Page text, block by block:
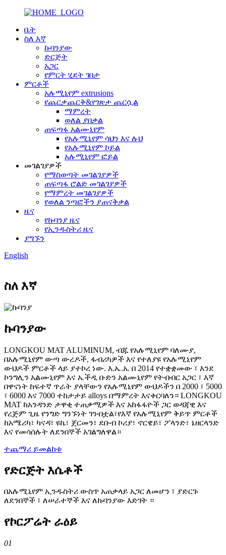
ቤት
ስለ እኛ
ኩባንያው
ድርጅት
አጋር
የምርት ሂደት ገበታ
ምርቶች
አሉሚኒየም extrusions
የጨርቃጨርቅ&የገጽታ ጨርሷል
ማምረት
ወለል ያበቃል
ጠፍጣፋ አልሙኒየም
የአሉሚኒየም ሳህን እና ሉህ
የአሉሚኒየም ኮይል
አሉሚኒየም ፎይል
መገልገያዎች
የማስወጣት መገልገያዎች
ጠፍጣፋ ሮልድ መገልገያዎች
የማምረት መገልገያዎች
የወለል ንጣፎችን ያጠናቅቃል
ዜና
የኩባንያ ዜና
የኢንዱስትሪ ዜና
ያግኙን
English
ስለ እኛ
ኩባንያው
LONGKOU MAT ALUMINUM, ብጁ የአሉሚኒየም ባለሙያ,
በአሉሚኒየም ውጣ ውረዶች, ፋብሪካዎች እና የተለያዩ የአሉሚኒየም
ውህዶች ምርቶች ላይ ያተኮረ ነው. እ.ኤ.አ. በ 2014 የተቋቋመው ፣ እንደ
ኮንግሊን አልሙኒየም እና ኤችዲ ቡድን አልሙኒየም የትብብር አጋር ፣ እኛ
በዋናነት ከፍተኛ ጥራት ያላቸውን የአሉሚኒየም ውህዶችን በ 2000 ፣ 5000
፣ 6000 እና 7000 ተከታታይ alloys በማምረት እናቀርባለን። LONGKOU
MAT ከአንዳንድ ታዋቂ ተጠቃሚዎች እና አከፋፋዮች ጋር ወዳጃዊ እና
የረጅም ጊዜ የንግድ ግንኙነት ገንብቷል፣የእኛ የአሉሚኒየም ቅይጥ ምርቶች
ከአሜሪካ፣ ካናዳ፣ ዩኬ፣ ጀርመን፣ ደቡብ ኮሪያ፣ ኖርዌይ፣ ፖላንድ፣ ኔዘርላንድ
እና የመሳሰሉት ለደንበኞች አገልግለዋል።
ተጨማሪ ይመልከቱ
የድርጅት እሴቶች
በአሉሚኒየም ኢንዱስትሪ ውስጥ አጠቃላይ አጋር ለመሆን ፣ ያድርጉ
ለደንበኞች ፣ ለሠራተኞች እና ለኩባንያው እድገት ።
የኮርፖሬት ራዕይ
01